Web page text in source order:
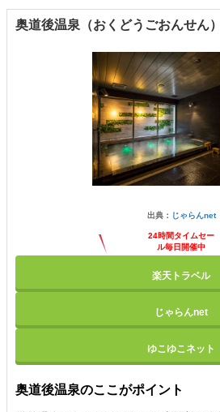
奥道後温泉（おくどうごおんせん）
出典： じゃらんnet
24時間タイムセー
ル毎日開催中
楽天トラベル
じゃらんnet
ゆこゆこネット
奥道後温泉のここがポイント